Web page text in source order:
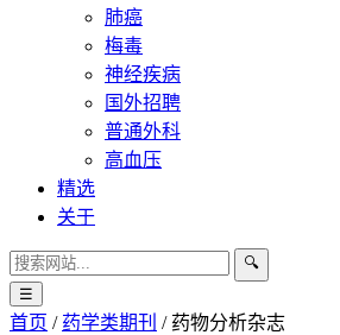
肺癌
梅毒
神经疾病
国外招聘
普通外科
高血压
精选
关于
🔍
☰
首页 / 药学类期刊 / 药物分析杂志